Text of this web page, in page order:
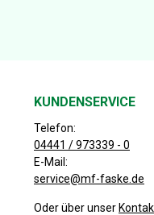
KUNDENSERVICE
Telefon:
04441 / 973339 - 0
E-Mail:
service@mf-faske.de
Oder über unser